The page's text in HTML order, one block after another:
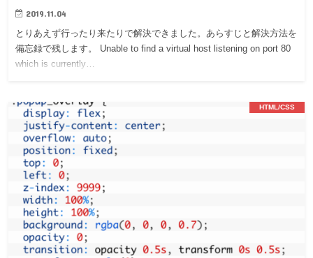
2019.11.04
とりあえず行ったり来たりで解決できました。あらすじと解決方法を
備忘録で残します。 Unable to find a virtual host listening on port 80
which is currently…
HTML/CSS